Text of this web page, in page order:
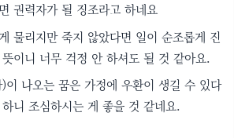
권력자가 될 징조라고 하네요
물리지만 죽지 않았다면 일이 순조롭게 진
이니 너무 걱정 안 하셔도 될 것 같아요.
이 나오는 꿈은 가정에 우환이 생길 수 있다
니 조심하시는 게 좋을 것 같네요.